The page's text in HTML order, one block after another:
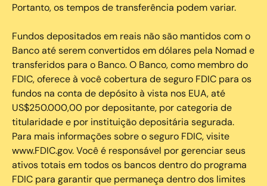
Portanto, os tempos de transferência podem variar.
Fundos depositados em reais não são mantidos com o
Banco até serem convertidos em dólares pela Nomad e
transferidos para o Banco. O Banco, como membro do
FDIC, oferece à você cobertura de seguro FDIC para os
fundos na conta de depósito à vista nos EUA, até
US$250.000,00 por depositante, por categoria de
titularidade e por instituição depositária segurada.
Para mais informações sobre o seguro FDIC, visite
www.FDIC.gov. Você é responsável por gerenciar seus
ativos totais em todos os bancos dentro do programa
FDIC para garantir que permaneça dentro dos limites